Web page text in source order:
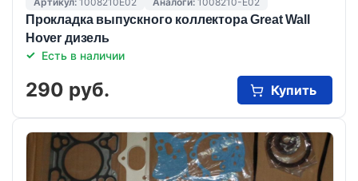
Прокладка выпускного коллектора Great Wall
Hover дизель
Есть в наличии
290 руб. Купить